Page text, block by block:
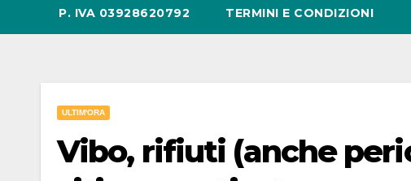
P. IVA 03928620792 TERMINI E CONDIZIONI
ULTIM'ORA
Vibo, rifiuti (anche